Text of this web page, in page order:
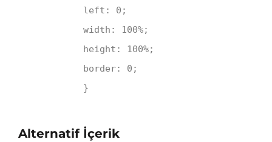
left : 0 ;
width : 100%;
height : 100%;
border: 0 ;
}
Alternatif İçerik